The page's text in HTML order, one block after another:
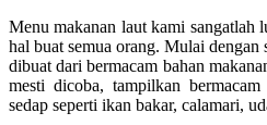
Menu makanan laut kami sangatlah
hal buat semua orang. Mulai
dibuat dari bermacam bahan
mesti dicoba, tampilkan
sedap seperti ikan bakar, calamari,